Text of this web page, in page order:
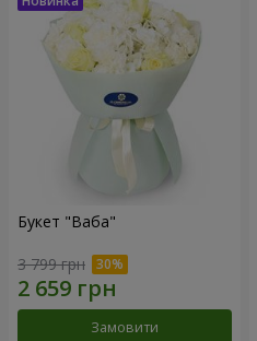
Букет "Ваба"
3 799 грн
Замовити